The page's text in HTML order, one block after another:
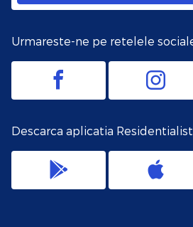
Urmareste-ne pe retelele
Descarca aplicatia Residentialist